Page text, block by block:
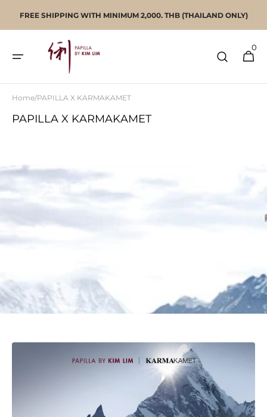
CONTENT
FREE SHIPPING WITH MINIMUM 2,000. THB (THAILAND ONLY)
CART
0
ITEMS
Home/PAPILLA X KARMAKAMET
PAPILLA X KARMAKAMET